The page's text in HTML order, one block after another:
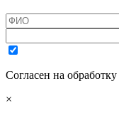
Согласен на обработку
×